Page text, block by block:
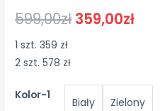
599,00zł 359,00zł
1 szt. 359 zł
2 szt. 578 zł
Kolor-1
Biały Zielony